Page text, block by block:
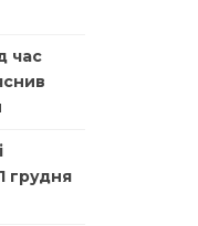
час
грудня